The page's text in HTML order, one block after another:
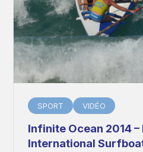
SPORT VIDÉO
Infinite Ocean 2014
International